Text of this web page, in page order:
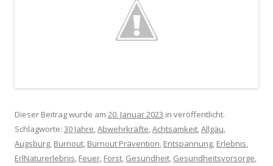
Dieser Beitrag wurde am 20. Januar 2023 in veröffentlicht.
Schlagworte: 30 Jahre,Abwehrkräfte,Achtsamkeit,Allgäu,
Augsburg, Burnout, Burnout Prävention, Entspannung, Erlebnis,
ErlNaturerlebnis, Feuer, Forst, Gesundheit, Gesundheitsvorsorge,